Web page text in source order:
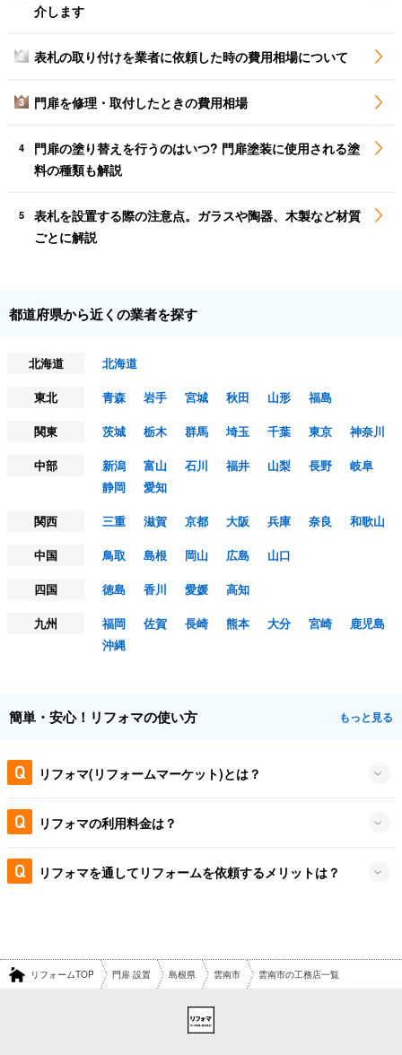
介します
2 表札の取り付けを業者に依頼した時の費用相場について
3 門扉を修理・取付したときの費用相場
4
門扉の塗り替えを行うのはいつ? 門扉塗装に使用される塗
料の種類も解説
5
表札を設置する際の注意点。ガラスや陶器、木製など材質
ごとに解説
都道府県から近くの業者を探す
北海道
北海道
東北
青森 岩手 宮城 秋田 山形
福島
関東
茨城 栃木 群馬 埼玉 千葉 東京
神奈川
中部
新潟 富山 石川 福井 山梨 長野
岐阜
静岡
愛知
関西
三重 滋賀 京都 大阪 兵庫 奈良
和歌山
中国
鳥取 島根 岡山 広島
山口
四国
徳島 香川 愛媛
高知
九州
福岡 佐賀 長崎 熊本 大分 宮崎
鹿児島
沖縄
簡単・安心！リフォマの使い方 もっと見る
リフォマ(リフォームマーケット)とは？
リフォマの利用料金は？
リフォマを通してリフォームを依頼するメリットは？
リフォームTOP 門扉 設置 島根県 雲南市 雲南市の工務店一覧